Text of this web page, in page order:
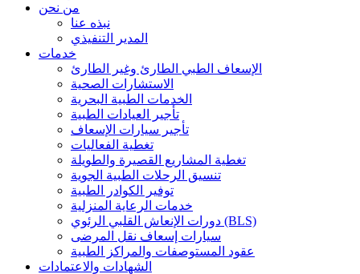
من نحن
نبذه عنا
المدير التنفيذي
خدمات
الإسعاف الطبي الطارئ وغير الطارئ
الاستشارات الصحية
الخدمات الطبية البحرية
تأجير العيادات الطبية
تأجير سيارات الإسعاف
تغطية الفعاليات
تغطية المشاريع القصيرة والطويلة
تنسيق الرحلات الطبية الجوية
توفير الكوادر الطبية
خدمات الرعاية المنزلية
دورات الإنعاش القلبي الرئوي (BLS)
سيارات إسعاف نقل المرضى
عقود المستوصفات والمراكز الطبية
الشهادات والاعتمادات